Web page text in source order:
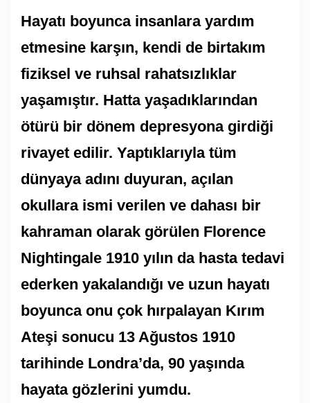
Hayatı boyunca insanlara yardım
etmesine karşın, kendi de birtakım
fiziksel ve ruhsal rahatsızlıklar
yaşamıştır. Hatta yaşadıklarından
ötürü bir dönem depresyona girdiği
rivayet edilir. Yaptıklarıyla tüm
dünyaya adını duyuran, açılan
okullara ismi verilen ve dahası bir
kahraman olarak görülen Florence
Nightingale 1910 yılın da hasta tedavi
ederken yakalandığı ve uzun hayatı
boyunca onu çok hırpalayan Kırım
Ateşi sonucu 13 Ağustos 1910
tarihinde Londra’da, 90 yaşında
hayata gözlerini yumdu.